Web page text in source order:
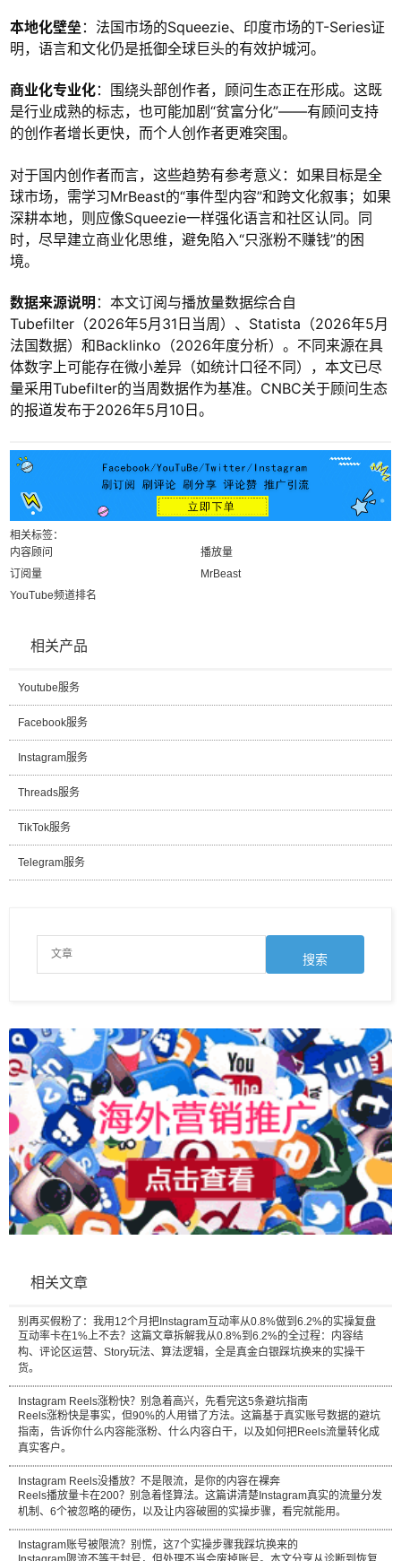
本地化壁垒 ：法国市场的Squeezie、印度市场的T-Series证
明，语言和文化仍是抵御全球巨头的有效护城河。
商业化专业化：围绕头部创作者，顾问生态正在形成。这既
是行业成熟的标志，也可能加剧“贫富分化”——有顾问支持
的创作者增长更快，而个人创作者更难突围。
对于国内创作者而言，这些趋势有参考意义：如果目标是全
球市场，需学习MrBeast的“事件型内容”和跨文化叙事；如果
深耕本地，则应像Squeezie一样强化语言和社区认同。同
时，尽早建立商业化思维，避免陷入“只涨粉不赚钱”的困
境。
数据来源说明 ：本文订阅与播放量数据综合自
Tubefilter（2026年5月31日当周）、Statista（2026年5月
法国数据）和Backlinko（2026年度分析）。不同来源在具
体数字上可能存在微小差异（如统计口径不同），本文已尽
量采用Tubefilter的当周数据作为基准。CNBC关于顾问生态
的报道发布于2026年5月10日。
相关标签：
内容顾问
播放量
订阅量
MrBeast
YouTube频道排名
相关产品
Youtube服务
Facebook服务
Instagram服务
Threads服务
TikTok服务
Telegram服务
相关文章
别再买假粉了：我用12个月把Instagram互动率从0.8%做到6.2%的实操复盘
互动率卡在1%上不去？这篇文章拆解我从0.8%到6.2%的全过程：内容结
构、评论区运营、Story玩法、算法逻辑，全是真金白银踩坑换来的实操干
货。
Instagram Reels涨粉快？别急着高兴，先看完这5条避坑指南
Reels涨粉快是事实，但90%的人用错了方法。这篇基于真实账号数据的避坑
指南，告诉你什么内容能涨粉、什么内容白干，以及如何把Reels流量转化成
真实客户。
Instagram Reels没播放？不是限流，是你的内容在裸奔
Reels播放量卡在200？别急着怪算法。这篇讲清楚Instagram真实的流量分发
机制、6个被忽略的硬伤，以及让内容破圈的实操步骤，看完就能用。
Instagram账号被限流？别慌，这7个实操步骤我踩坑换来的